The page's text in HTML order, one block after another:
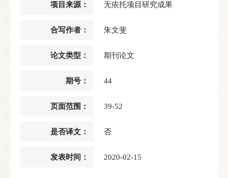
项目来源： 无依托项目研究成果
合写作者： 朱文斐
论文类型： 期刊论文
期号： 44
页面范围： 39-52
是否译文： 否
发表时间： 2020-02-15